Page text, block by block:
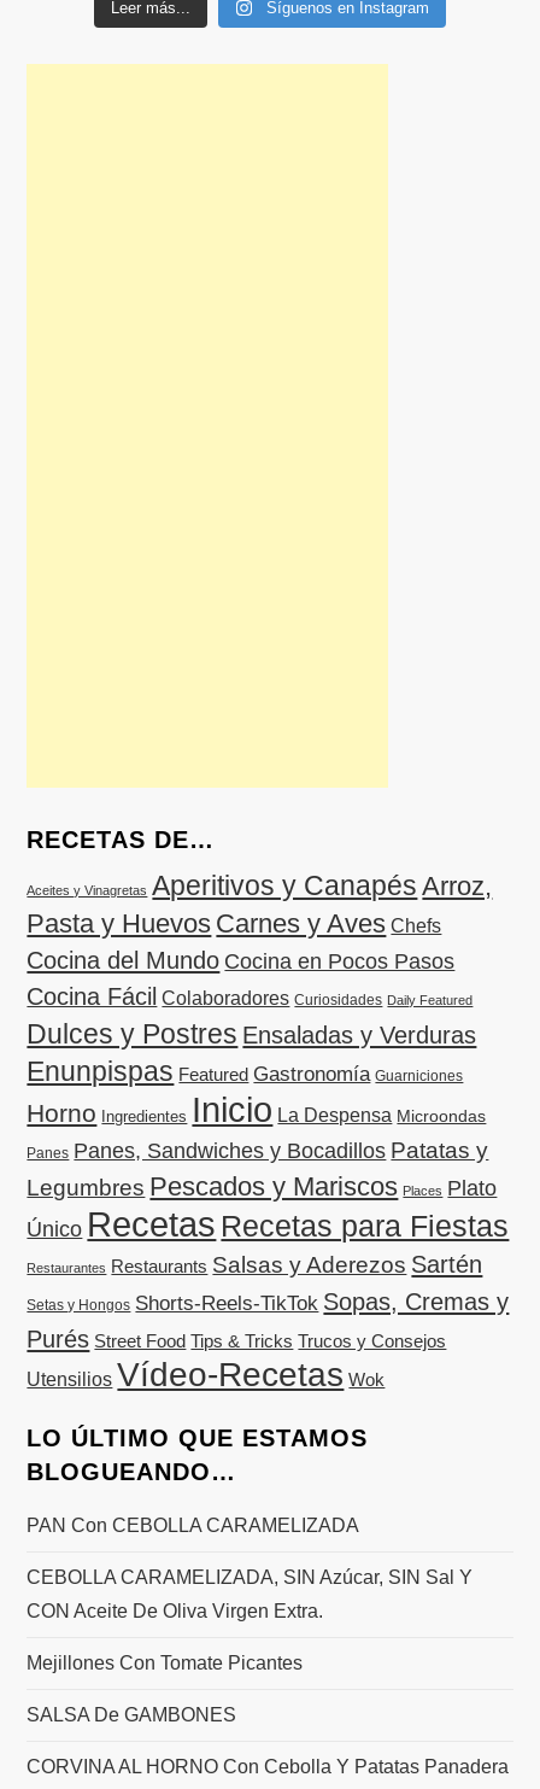
Leer más... Síguenos en Instagram
RECETAS DE…
Aceites y Vinagretas Aperitivos y Canapés Arroz,
Pasta y Huevos Carnes y Aves Chefs
Cocina del Mundo Cocina en Pocos Pasos
Cocina Fácil Colaboradores Curiosidades Daily Featured
Dulces y Postres Ensaladas y Verduras
Enunpispas Featured Gastronomía Guarniciones
Horno Ingredientes Inicio La Despensa Microondas
Panes Panes, Sandwiches y Bocadillos Patatas y
Legumbres Pescados y Mariscos Places Plato
Único Recetas Recetas para Fiestas
Restaurantes Restaurants Salsas y Aderezos Sartén
Setas y Hongos Shorts-Reels-TikTok Sopas, Cremas y
Purés Street Food Tips & Tricks Trucos y Consejos
Utensilios Vídeo-Recetas Wok
LO ÚLTIMO QUE ESTAMOS
BLOGUEANDO…
PAN Con CEBOLLA CARAMELIZADA
CEBOLLA CARAMELIZADA, SIN Azúcar, SIN Sal Y
CON Aceite De Oliva Virgen Extra.
Mejillones Con Tomate Picantes
SALSA De GAMBONES
CORVINA AL HORNO Con Cebolla Y Patatas Panadera